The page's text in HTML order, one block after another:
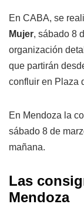
En CABA, se
Mujer, sábado 8
organización
que partirán
confluir en Plaza
En Mendoza la
sábado 8 de
mañana.
Las
Mendoza